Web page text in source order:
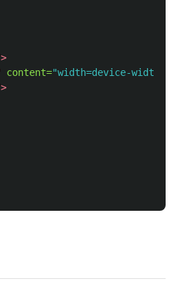
>
content="width=device-
>